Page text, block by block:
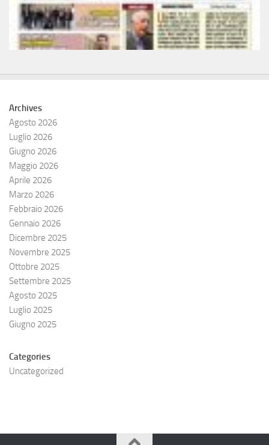
Archives
Agosto 2026
Luglio 2026
Giugno 2026
Maggio 2026
Aprile 2026
Marzo 2026
Febbraio 2026
Gennaio 2026
Dicembre 2025
Novembre 2025
Ottobre 2025
Settembre 2025
Agosto 2025
Luglio 2025
Giugno 2025
Categories
Uncategorized